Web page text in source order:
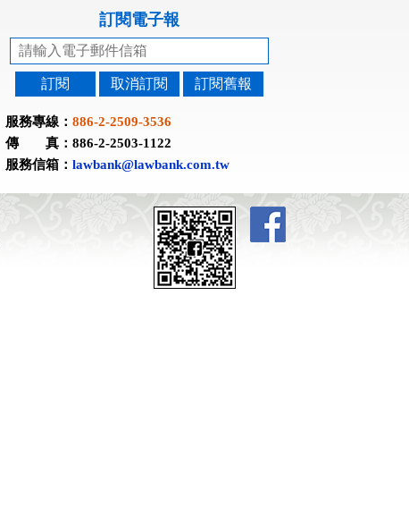
訂閱電子報
訂閱 取消訂閱 訂閱舊報
服務專線： 886-2-2509-3536
傳 真：886-2-2503-1122
服務信箱： lawbank@lawbank.com.tw